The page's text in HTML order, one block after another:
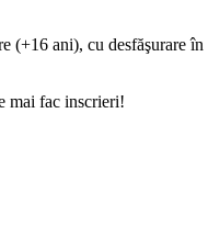
(+16 ani), cu desfăşurare în
mai fac inscrieri!